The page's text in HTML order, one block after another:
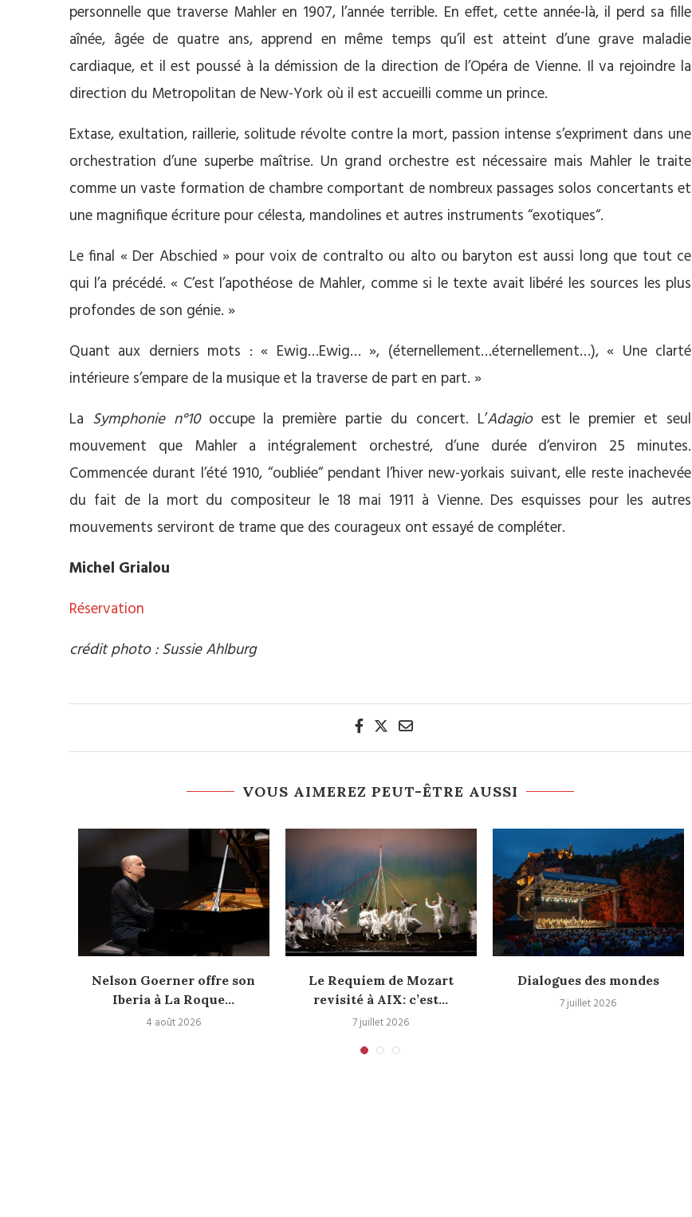
personnelle que traverse Mahler en 1907, l’année terrible. En effet, cette année-là, il perd sa fille
aînée, âgée de quatre ans, apprend en même temps qu’il est atteint d’une grave maladie
cardiaque, et il est poussé à la démission de la direction de l’Opéra de Vienne. Il va rejoindre la
direction du Metropolitan de New-York où il est accueilli comme un prince.
Extase, exultation, raillerie, solitude révolte contre la mort, passion intense s’expriment dans une
orchestration d’une superbe maîtrise. Un grand orchestre est nécessaire mais Mahler le traite
comme un vaste formation de chambre comportant de nombreux passages solos concertants et
une magnifique écriture pour célesta, mandolines et autres instruments “exotiques“.
Le final « Der Abschied » pour voix de contralto ou alto ou baryton est aussi long que tout ce
qui l’a précédé. « C’est l’apothéose de Mahler, comme si le texte avait libéré les sources les plus
profondes de son génie. »
Quant aux derniers mots : « Ewig…Ewig… », (éternellement…éternellement…), « Une clarté
intérieure s’empare de la musique et la traverse de part en part. »
La Symphonie n°10occupe la première partie du concert. L’Adagioest le premier et seul
mouvement que Mahler a intégralement orchestré, d’une durée d’environ 25 minutes.
Commencée durant l’été 1910, “oubliée“ pendant l’hiver new-yorkais suivant, elle reste inachevée
du fait de la mort du compositeur le 18 mai 1911 à Vienne. Des esquisses pour les autres
mouvements serviront de trame que des courageux ont essayé de compléter.
Michel Grialou
Réservation
crédit photo : Sussie Ahlburg
VOUS AIMEREZ PEUT-ÊTRE AUSSI
Nelson Goerner offre son
Iberia à La Roque...
4 août 2026
Le Requiem de Mozart
revisité à AIX: c’est...
7 juillet 2026
Dialogues des mondes
7 juillet 2026